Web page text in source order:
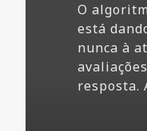
O
está
nunca à
resposta.